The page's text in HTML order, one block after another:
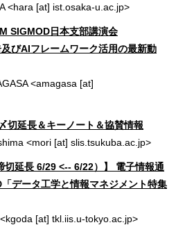
<hara [at] ist.osaka-u.ac.jp>
SIGMOD日本支部講演会
及びAIフレームワーク活用の最新動
<amagasa [at]
延長＆キーノート＆協賛情報
<mori [at] slis.tsukuba.ac.jp>
延長 6/29 <-- 6/22）】 電子情報通
データ工学と情報マネジメント特集
[at] tkl.iis.u-tokyo.ac.jp>